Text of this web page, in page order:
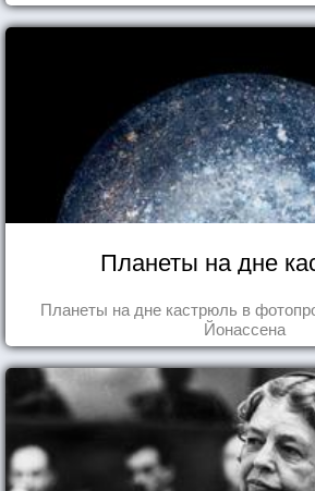
Планеты на дне
Планеты на дне кастрюль в
Йонассена